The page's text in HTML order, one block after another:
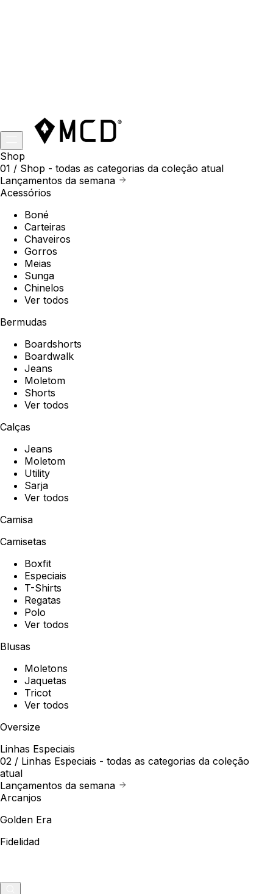
Shop
01 / Shop - todas as categorias da coleção atual
Lançamentos da semana
Acessórios
Boné
Carteiras
Chaveiros
Gorros
Meias
Sunga
Chinelos
Ver todos
Bermudas
Boardshorts
Boardwalk
Jeans
Moletom
Shorts
Ver todos
Calças
Jeans
Moletom
Utility
Sarja
Ver todos
Camisa
Camisetas
Boxfit
Especiais
T-Shirts
Regatas
Polo
Ver todos
Blusas
Moletons
Jaquetas
Tricot
Ver todos
Oversize
Linhas Especiais
02 / Linhas Especiais - todas as categorias da coleção
atual
Lançamentos da semana
Arcanjos
Golden Era
Fidelidad